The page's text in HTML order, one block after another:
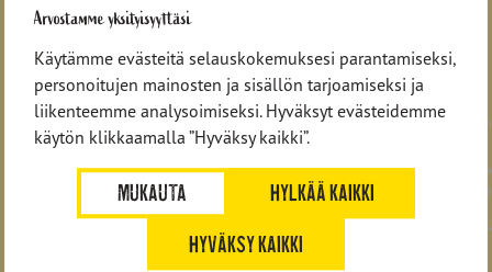
Arvostamme yksityisyyttäsi
Käytämme evästeitä selauskokemuksesi parantamiseksi,
personoitujen mainosten ja sisällön tarjoamiseksi ja
liikenteemme analysoimiseksi. Hyväksyt evästeidemme
käytön klikkaamalla ”Hyväksy kaikki”.
MUKAUTA
HYLKÄÄ KAIKKI
HYVÄKSY KAIKKI